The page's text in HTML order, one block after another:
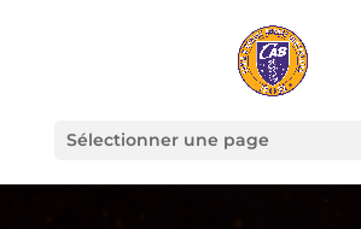
Sélectionner une page